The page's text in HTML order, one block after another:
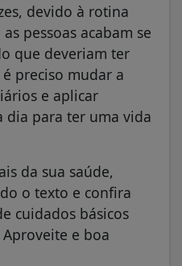
devido à rotina
pessoas acabam se
que deveriam ter
preciso mudar a
e aplicar
dia para ter uma vida
da sua saúde,
o texto e confira
cuidados básicos
e boa